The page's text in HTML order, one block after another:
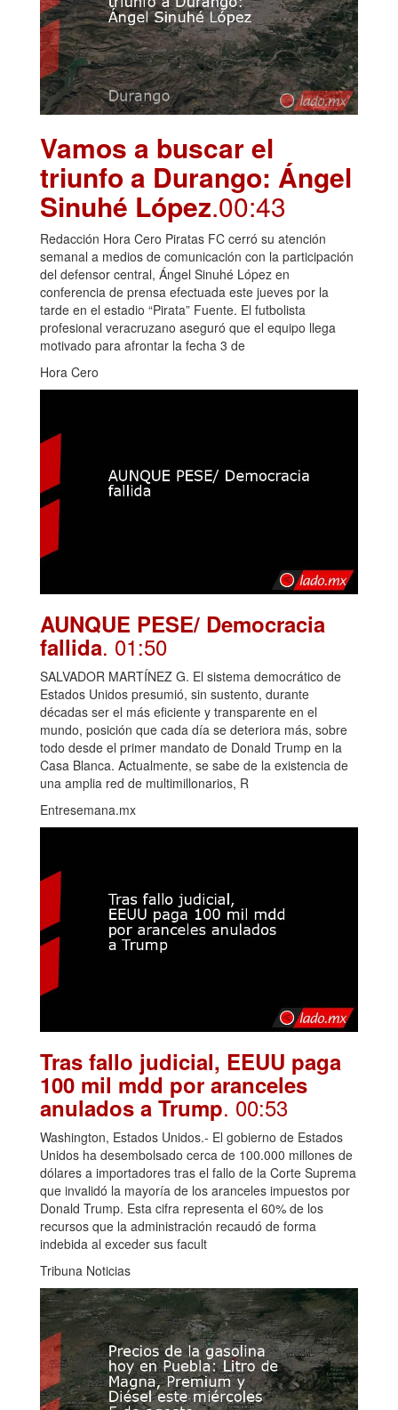
Vamos a buscar el
triunfo a Durango: Ángel
Sinuhé López.00:43
Redacción Hora Cero Piratas FC cerró su atención
semanal a medios de comunicación con la participación
del defensor central, Ángel Sinuhé López en
conferencia de prensa efectuada este jueves por la
tarde en el estadio “Pirata” Fuente. El futbolista
profesional veracruzano aseguró que el equipo llega
motivado para afrontar la fecha 3 de
Hora Cero
AUNQUE PESE/ Democracia
fallida. 01:50
SALVADOR MARTÍNEZ G. El sistema democrático de
Estados Unidos presumió, sin sustento, durante
décadas ser el más eficiente y transparente en el
mundo, posición que cada día se deteriora más, sobre
todo desde el primer mandato de Donald Trump en la
Casa Blanca. Actualmente, se sabe de la existencia de
una amplia red de multimillonarios, R
Entresemana.mx
Tras fallo judicial, EEUU paga
100 mil mdd por aranceles
anulados a Trump. 00:53
Washington, Estados Unidos.- El gobierno de Estados
Unidos ha desembolsado cerca de 100.000 millones de
dólares a importadores tras el fallo de la Corte Suprema
que invalidó la mayoría de los aranceles impuestos por
Donald Trump. Esta cifra representa el 60% de los
recursos que la administración recaudó de forma
indebida al exceder sus facult
Tribuna Noticias